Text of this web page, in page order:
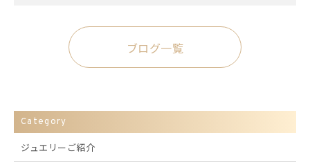
ブログ一覧
Category
ジュエリーご紹介